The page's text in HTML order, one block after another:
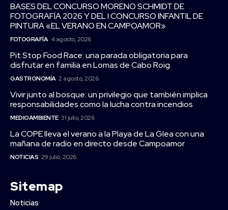
BASES DEL CONCURSO MORENO SCHMIDT DE
FOTOGRAFÍA 2026 Y DEL I CONCURSO INFANTIL DE
PINTURA «EL VERANO EN CAMPOAMOR»
FOTOGRAFÍA 4 agosto, 2026
Pit Stop Food Race: una parada obligatoria para
disfrutar en familia en Lomas de Cabo Roig
GASTRONOMÍA 2 agosto, 2026
Vivir junto al bosque: un privilegio que también implica
responsabilidades como la lucha contra incendios
MEDIOAMBIENTE 31 julio, 2026
La COPE lleva el verano a la Playa de La Glea con una
mañana de radio en directo desde Campoamor
NOTICIAS 29 julio, 2026
Sitemap
Noticias